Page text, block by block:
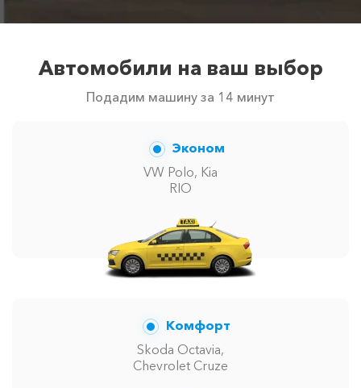
Автомобили на ваш выбор
Подадим машину за 14 минут
Эконом
VW Polo, Kia
RIO
Комфорт
Skoda Octavia,
Chevrolet Cruze